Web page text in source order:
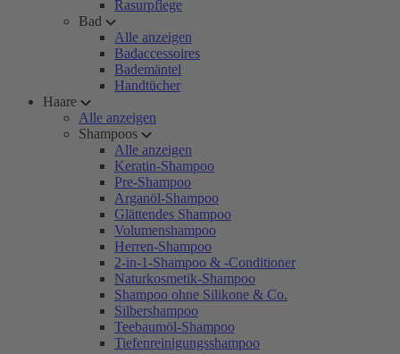
Rasurpflege
Bad
Alle anzeigen
Badaccessoires
Bademäntel
Handtücher
Haare
Alle anzeigen
Shampoos
Alle anzeigen
Keratin-Shampoo
Pre-Shampoo
Arganöl-Shampoo
Glättendes Shampoo
Volumenshampoo
Herren-Shampoo
2-in-1-Shampoo & -Conditioner
Naturkosmetik-Shampoo
Shampoo ohne Silikone & Co.
Silbershampoo
Teebaumöl-Shampoo
Tiefenreinigungsshampoo